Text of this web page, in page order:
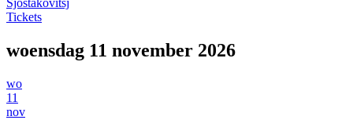
Sjostakovitsj
Tickets
woensdag 11 november 2026
wo
11
nov